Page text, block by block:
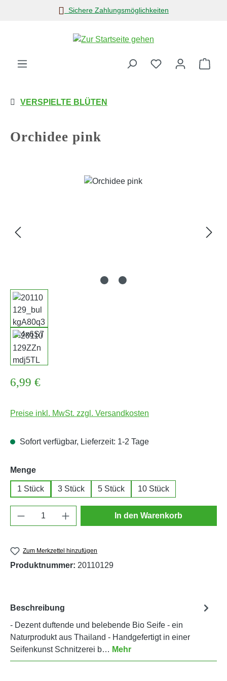
Zum Hauptinhalt springenSichere Zahlungsmöglichkeiten
VERSPIELTE BLÜTEN
Orchidee pink
Bildergalerie überspringen
Regulärer Preis:
6,99 €
Preise inkl. MwSt. zzgl. Versandkosten
Sofort verfügbar, Lieferzeit: 1-2 Tage
Mengeauswählen
1 Stück 3 Stück 5 Stück 10 Stück
Produkt Anzahl: Gib den gewünschten
In den Warenkorb
Zum Merkzettel hinzufügen
Produktnummer: 20110129
Beschreibung
- Dezent duftende und belebende Bio Seife - ein
Naturprodukt aus Thailand - Handgefertigt in einer
Seifenkunst Schnitzerei b… Mehr